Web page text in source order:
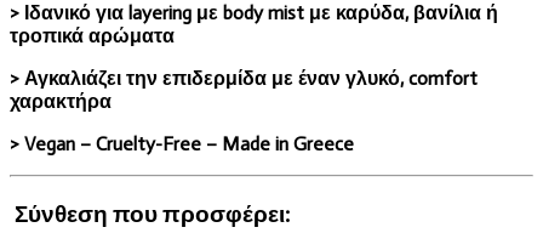
> Ιδανικό για layering με body mist με καρύδα, βανίλια ή
τροπικά αρώματα
> Αγκαλιάζει την επιδερμίδα με έναν γλυκό, comfort
χαρακτήρα
> Vegan – Cruelty-Free – Made in Greece
Σύνθεση που προσφέρει: